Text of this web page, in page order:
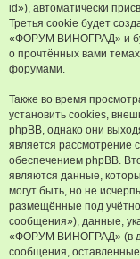
id»), автоматически
Третья cookie будет
«ФОРУМ ВИНОГРАД» и
о прочтённых вами
форумами.
Также во время
установить cookies,
phpBB, однако они
является рассмотрение
обеспечением phpBB.
являются данные,
могут быть, но не
размещённые под
сообщения»), данные,
«ФОРУМ ВИНОГРАД» (в
сообщения,